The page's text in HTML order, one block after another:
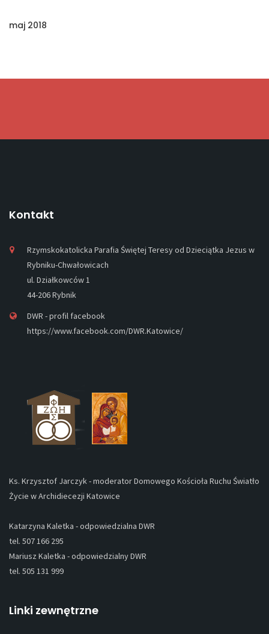
maj 2018
Kontakt
Rzymskokatolicka Parafia Świętej Teresy od Dzieciątka Jezus w
Rybniku-Chwałowicach
ul. Działkowców 1
44-206 Rybnik
DWR - profil facebook
https://www.facebook.com/DWR.Katowice/
Ks. Krzysztof Jarczyk - moderator Domowego Kościoła Ruchu Światło
Życie w Archidiecezji Katowice
Katarzyna Kaletka - odpowiedzialna DWR
tel. 507 166 295
Mariusz Kaletka - odpowiedzialny DWR
tel. 505 131 999
Linki zewnętrzne